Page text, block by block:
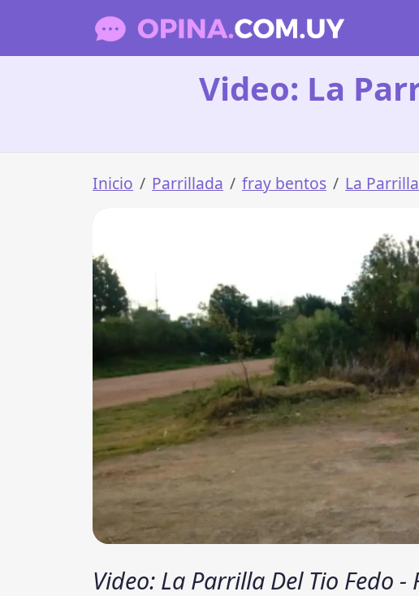
Video: La
Inicio Parrillada fray bentos La
Video: La Parrilla Del Tio Fedo -